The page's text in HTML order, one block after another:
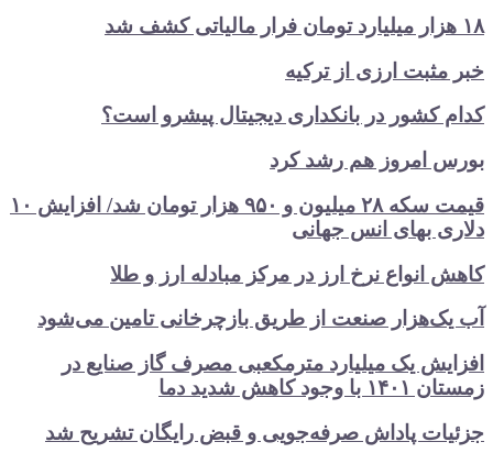
۱۸ هزار میلیارد تومان فرار مالیاتی کشف شد
خبر مثبت ارزی از ترکیه
کدام کشور در بانکداری دیجیتال پیشرو است؟
بورس امروز هم رشد کرد
قیمت سکه ۲۸ میلیون و ۹۵۰ هزار تومان شد/ افزایش ۱۰
دلاری بهای انس جهانی
کاهش انواع نرخ ارز در مرکز مبادله ارز و طلا
آب یک‌هزار صنعت از طریق بازچرخانی تامین می‌شود
افزایش یک میلیارد مترمکعبی مصرف گاز صنایع در
زمستان ۱۴۰۱ با وجود کاهش شدید دما
جزئیات پاداش صرفه‌جویی و قبض رایگان تشریح شد